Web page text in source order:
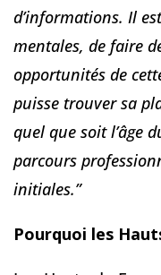
d’informations. Il
mentales, de faire
opportunités de
puisse trouver sa
quel que soit l’âge
parcours
initiales.”
Pourquoi les